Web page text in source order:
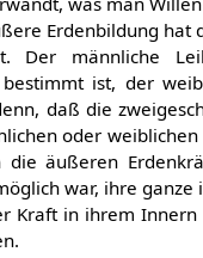
Erdenbildung hat
Der männliche
ist, der
daß die
oder
äußeren
war, ihre ganze
Kraft in ihrem